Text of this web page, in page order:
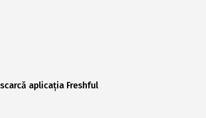
aplicația Freshful